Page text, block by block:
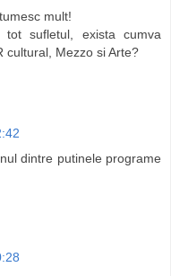
mult!
sufletul, exista cumva
cultural, Mezzo si Arte?
dintre putinele programe